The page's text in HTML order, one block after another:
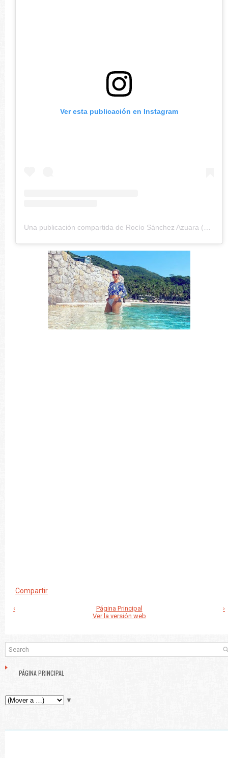
Ver esta publicación en Instagram
Compartir
‹ ›
Página Principal
Ver la versión web
PÁGINA PRINCIPAL
▼